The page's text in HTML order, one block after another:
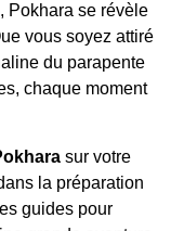
Pokhara se révèle
vous soyez attiré
du parapente
chaque moment
sur votre
la préparation
guides pour